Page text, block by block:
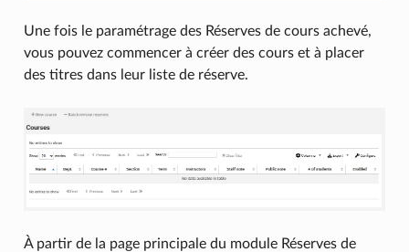
Une fois le paramétrage des Réserves de cours achevé,
vous pouvez commencer à créer des cours et à placer
des titres dans leur liste de réserve.
À partir de la page principale du module Réserves de